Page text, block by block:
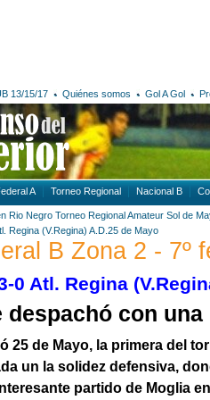
13/15/17 Quiénes somos Gol A Gol
A Torneo Regional Nacional B
Rio Negro Torneo Regional Amateur Sol de
Regina (V.Regina) A.D.25 de Mayo
B Zona 2 - 7º
0 Atl. Regina
despachó con una
25 de Mayo, la primera del
un la solidez defensiva,
partido de Moglia